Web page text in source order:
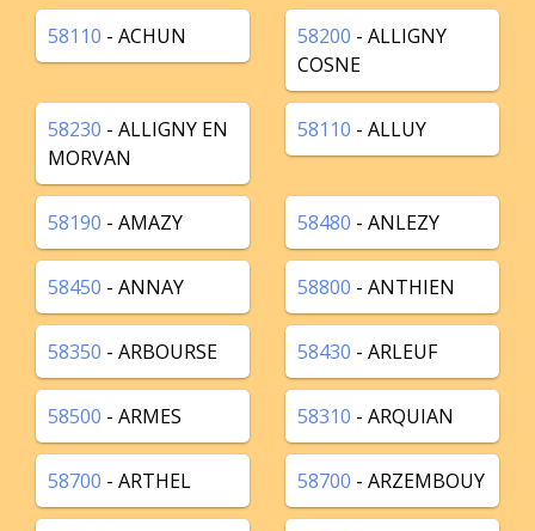
58110 - ACHUN 58200 - ALLIGNY
COSNE
58230 - ALLIGNY EN
MORVAN
58110 - ALLUY
58190 - AMAZY 58480 - ANLEZY
58450 - ANNAY 58800 - ANTHIEN
58350 - ARBOURSE 58430 - ARLEUF
58500 - ARMES 58310 - ARQUIAN
58700 - ARTHEL 58700 - ARZEMBOUY